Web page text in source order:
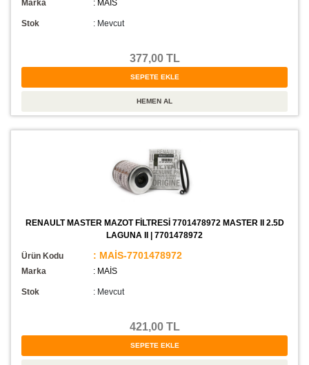
Marka : MAİS
Stok : Mevcut
377,00 TL
RENAULT MASTER MAZOT FİLTRESİ 7701478972 MASTER II 2.5D
LAGUNA II | 7701478972
Ürün Kodu : MAİS-7701478972
Marka : MAİS
Stok : Mevcut
421,00 TL